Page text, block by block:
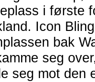
i første
Icon
bak
seg
seg mot den